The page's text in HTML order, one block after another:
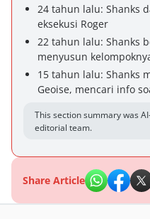
24 tahun lalu: Shanks
eksekusi Roger
22 tahun lalu: Shanks
menyusun
15 tahun lalu: Shanks
Geoise, mencari info
This section summary was
editorial team.
Share Article